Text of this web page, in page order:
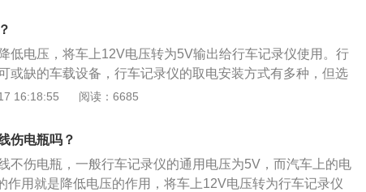
避免其短路或搭铁;控制发动机性能，防止电压过高。点火线
擦干，绝不能用火烘烤，否则会损坏点火线圈。
低电压，将车上12V电压转为5V输出给行车记录仪使用。行
或缺的车载设备，行车记录仪的取电安装方式有多种，但选
保险盒，可以很好的隐藏电源线使车内保持美观。因为保险
置固定好；2、连接降压线，走暗线，沿着A柱到门框密封条
近；3、打开保险盒，找到ACC插口，降压线红线接ACC，
盒螺丝上即可。
16:18:55 阅读：6685
伤电瓶吗？
不伤电瓶，一般行车记录仪的通用电压为5V，而汽车上的电
作用就是降低电压的作用，将车上12V电压转为行车记录仪